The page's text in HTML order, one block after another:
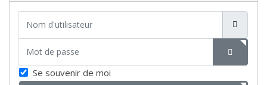
SHOW
Se souvenir de moi